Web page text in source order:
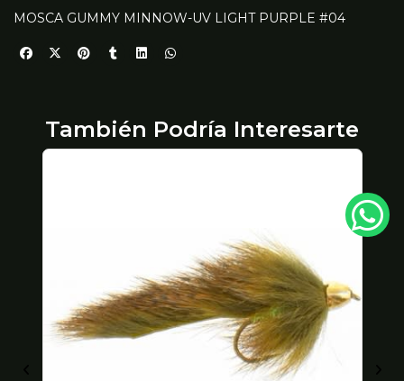
MOSCA GUMMY MINNOW-UV LIGHT PURPLE #04
También Podría Interesarte